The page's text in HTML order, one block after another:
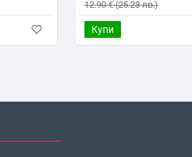
12.90 € (25.23 лв.)
Купи